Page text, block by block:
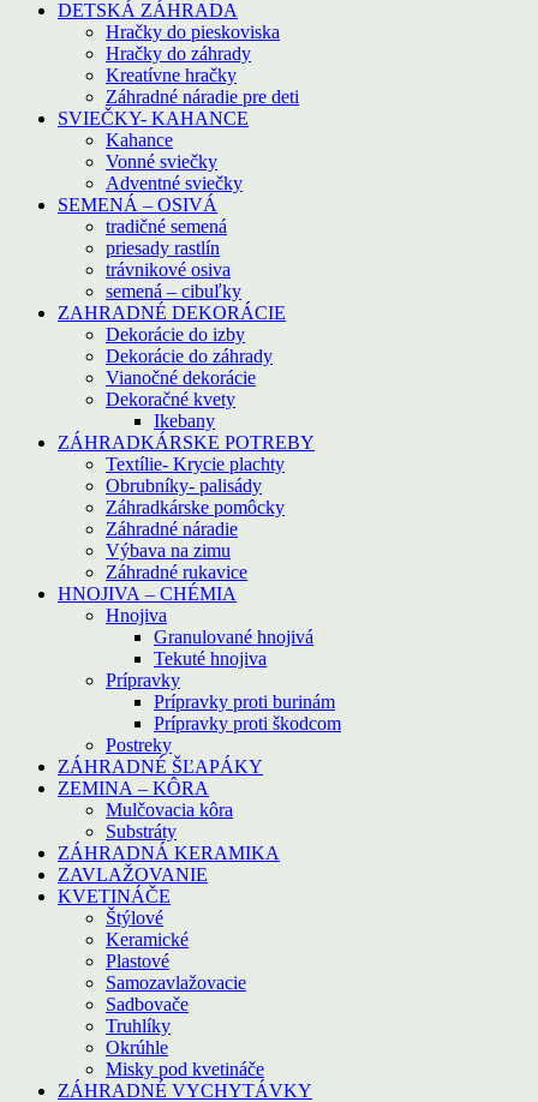
DETSKÁ ZÁHRADA
Hračky do pieskoviska
Hračky do záhrady
Kreatívne hračky
Záhradné náradie pre deti
SVIEČKY- KAHANCE
Kahance
Vonné sviečky
Adventné sviečky
SEMENÁ – OSIVÁ
tradičné semená
priesady rastlín
trávnikové osiva
semená – cibuľky
ZAHRADNÉ DEKORÁCIE
Dekorácie do izby
Dekorácie do záhrady
Vianočné dekorácie
Dekoračné kvety
Ikebany
ZÁHRADKÁRSKE POTREBY
Textílie- Krycie plachty
Obrubníky- palisády
Záhradkárske pomôcky
Záhradné náradie
Výbava na zimu
Záhradné rukavice
HNOJIVA – CHÉMIA
Hnojiva
Granulované hnojivá
Tekuté hnojiva
Prípravky
Prípravky proti burinám
Prípravky proti škodcom
Postreky
ZÁHRADNÉ ŠĽAPÁKY
ZEMINA – KÔRA
Mulčovacia kôra
Substráty
ZÁHRADNÁ KERAMIKA
ZAVLAŽOVANIE
KVETINÁČE
Štýlové
Keramické
Plastové
Samozavlažovacie
Sadbovače
Truhlíky
Okrúhle
Misky pod kvetináče
ZÁHRADNÉ VYCHYTÁVKY